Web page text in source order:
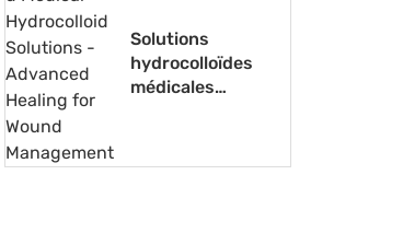
Solutions
hydrocolloïdes
médicales